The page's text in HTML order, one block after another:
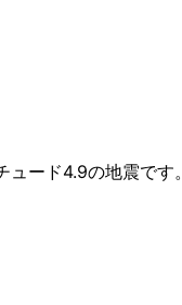
ード4.9の地震です。